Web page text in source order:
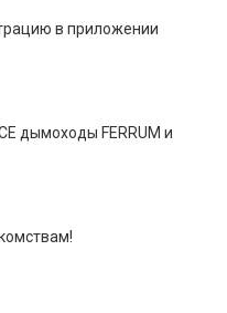
в приложении
дымоходы FERRUM и